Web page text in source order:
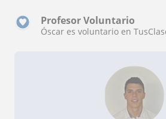
Profesor Voluntario
Óscar es voluntario en